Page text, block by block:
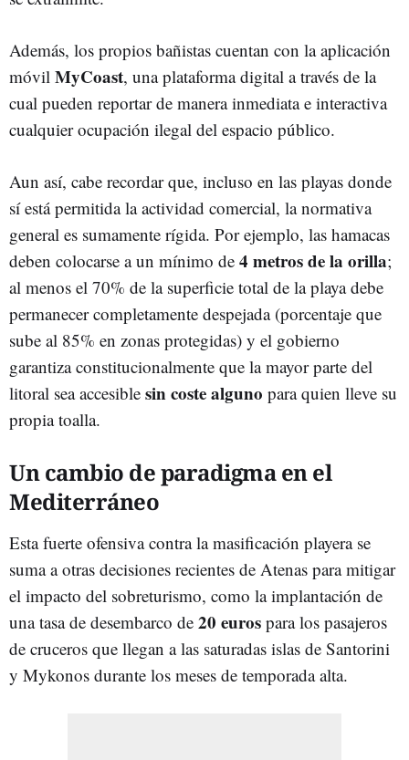
Además, los propios bañistas cuentan con la aplicación
móvil MyCoast, una plataforma digital a través de la
cual pueden reportar de manera inmediata e interactiva
cualquier ocupación ilegal del espacio público.
Aun así, cabe recordar que, incluso en las playas donde
sí está permitida la actividad comercial, la normativa
general es sumamente rígida. Por ejemplo, las hamacas
deben colocarse a un mínimo de 4 metros de la orilla;
al menos el 70% de la superficie total de la playa debe
permanecer completamente despejada (porcentaje que
sube al 85% en zonas protegidas) y el gobierno
garantiza constitucionalmente que la mayor parte del
litoral sea accesible sin coste alguno para quien lleve su
propia toalla.
Un cambio de paradigma en el
Mediterráneo
Esta fuerte ofensiva contra la masificación playera se
suma a otras decisiones recientes de Atenas para mitigar
el impacto del sobreturismo, como la implantación de
una tasa de desembarco de 20 euros para los pasajeros
de cruceros que llegan a las saturadas islas de Santorini
y Mykonos durante los meses de temporada alta.